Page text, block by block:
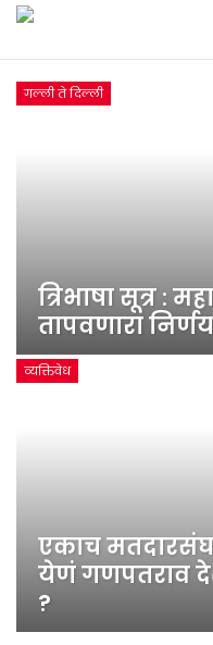
गल्ली ते दिल्ली
त्रिभाषा सूत्र :
तापवणारा
व्यक्तिवेध
एकाच
येणं गणपतराव
?